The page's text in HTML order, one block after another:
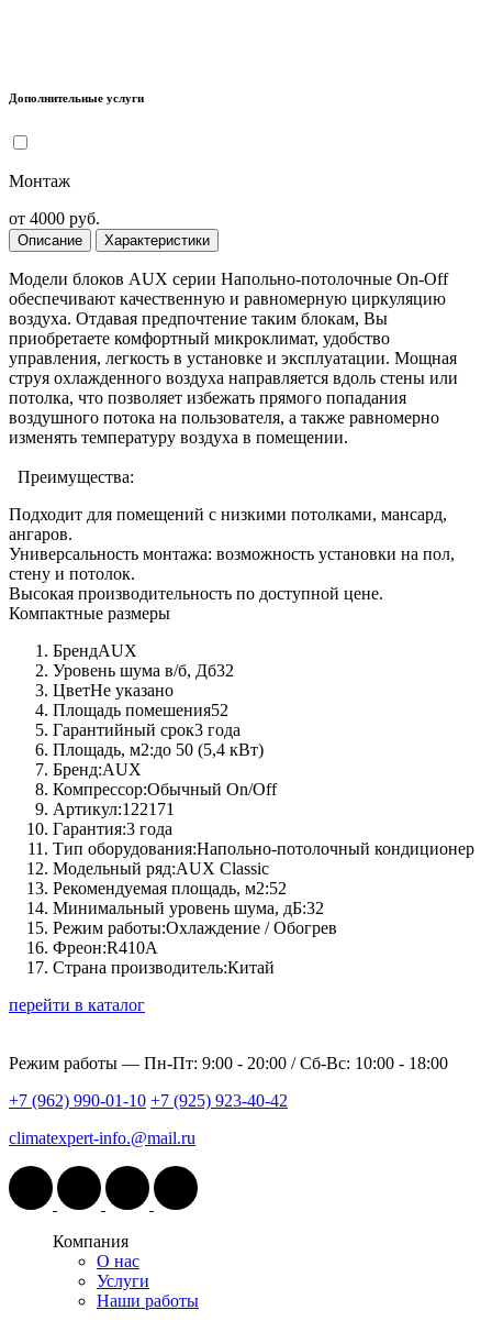
Дополнительные услуги
Монтаж
от 4000 руб.
Описание Характеристики
Модели блоков AUX серии Напольно-потолочные On-Off
обеспечивают качественную и равномерную циркуляцию
воздуха. Отдавая предпочтение таким блокам, Вы
приобретаете комфортный микроклимат, удобство
управления, легкость в установке и эксплуатации. Мощная
струя охлажденного воздуха направляется вдоль стены или
потолка, что позволяет избежать прямого попадания
воздушного потока на пользователя, а также равномерно
изменять температуру воздуха в помещении.
Преимущества:
Подходит для помещений с низкими потолками, мансард,
ангаров.
Универсальность монтажа: возможность установки на пол,
стену и потолок.
Высокая производительность по доступной цене.
Компактные размеры
БрендAUX
Уровень шума в/б, Дб32
ЦветНе указано
Площадь помешения52
Гарантийный срок3 года
Площадь, м2:до 50 (5,4 кВт)
Бренд:AUX
Компрессор:Обычный On/Off
Артикул:122171
Гарантия:3 года
Тип оборудования:Напольно-потолочный кондиционер
Модельный ряд:AUX Classic
Рекомендуемая площадь, м2:52
Минимальный уровень шума, дБ:32
Режим работы:Охлаждение / Обогрев
Фреон:R410A
Страна производитель:Китай
перейти в каталог
Режим работы — Пн-Пт: 9:00 - 20:00 / Сб-Вс: 10:00 - 18:00
+7 (962) 990-01-10 +7 (925) 923-40-42
climatexpert-info.@mail.ru
Компания
О нас
Услуги
Наши работы